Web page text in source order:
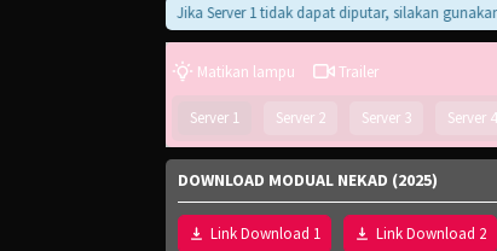
Jika Server 1 tidak dapat diputar, silakan gunakan
Matikan lampu Trailer
Server 1 Server 2 Server 3 Server 4
DOWNLOAD MODUAL NEKAD (2025)
Link Download 1 Link Download 2